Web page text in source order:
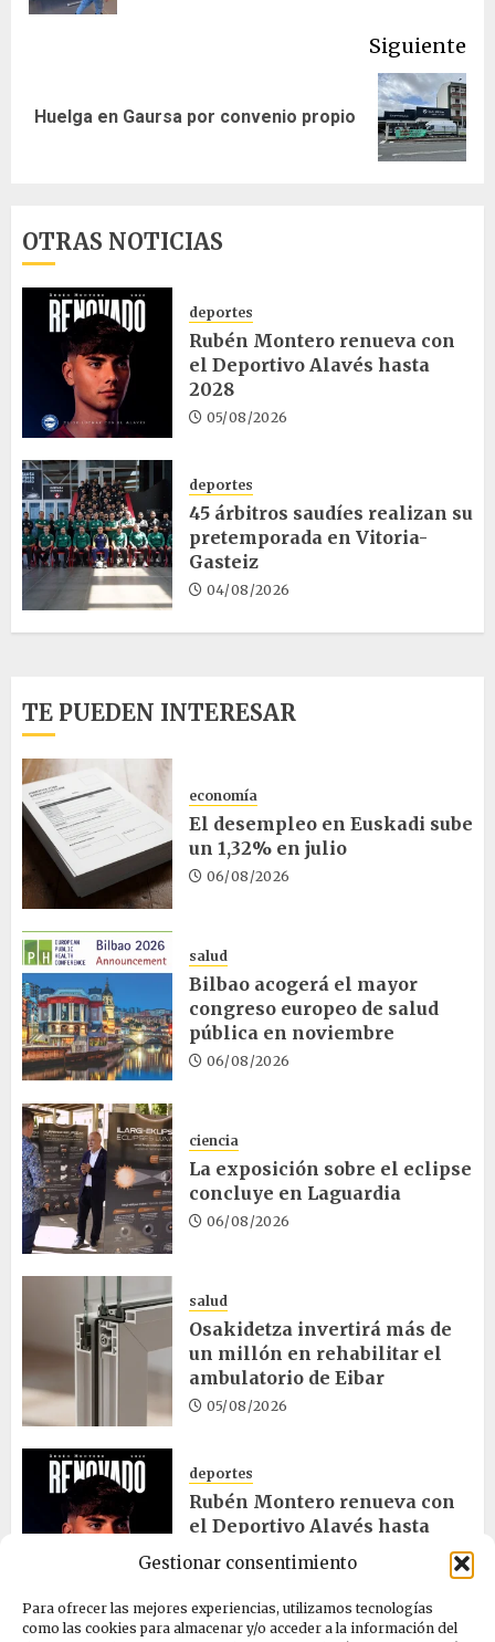
Gestionar consentimiento
Para ofrecer las mejores experiencias, utilizamos tecnologías
como las cookies para almacenar y/o acceder a la información del
Siguiente
Siguiente
Huelga en Gaursa por convenio propio
OTRAS NOTICIAS
deportes
Rubén Montero renueva con
el Deportivo Alavés hasta
2028
05/08/2026
deportes
45 árbitros saudíes realizan su
pretemporada en Vitoria-
Gasteiz
04/08/2026
TE PUEDEN INTERESAR
economía
El desempleo en Euskadi sube
un 1,32% en julio
06/08/2026
salud
Bilbao acogerá el mayor
congreso europeo de salud
pública en noviembre
06/08/2026
ciencia
La exposición sobre el eclipse
concluye en Laguardia
06/08/2026
salud
Osakidetza invertirá más de
un millón en rehabilitar el
ambulatorio de Eibar
05/08/2026
deportes
Rubén Montero renueva con
el Deportivo Alavés hasta